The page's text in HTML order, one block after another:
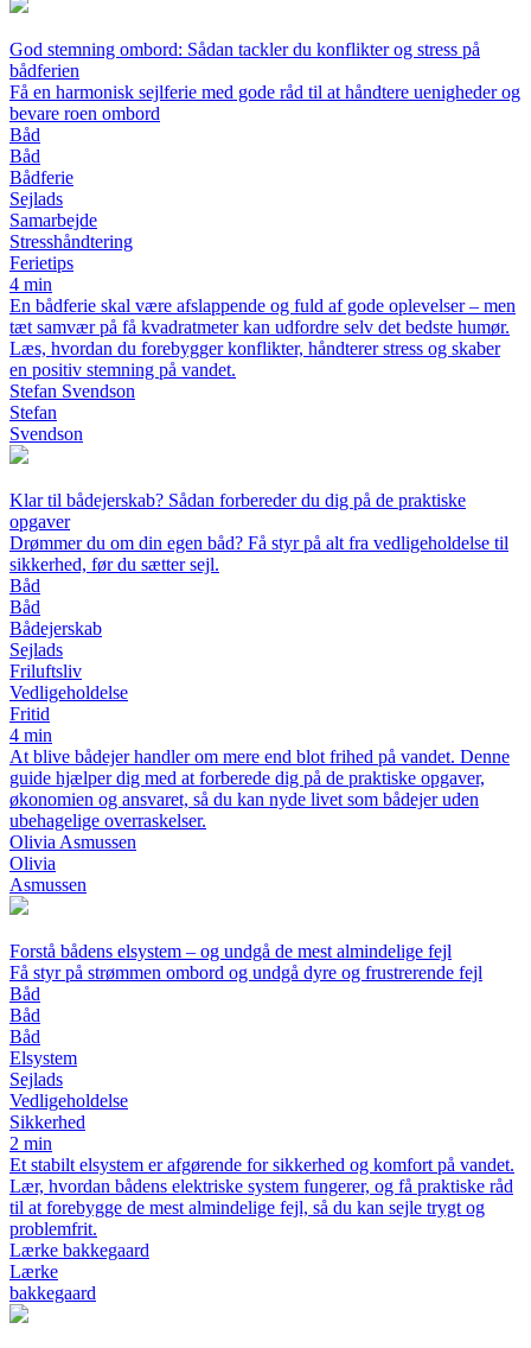
God stemning ombord: Sådan tackler du konflikter og stress på
bådferien
Få en harmonisk sejlferie med gode råd til at håndtere uenigheder og
bevare roen ombord
Båd
Båd
Bådferie
Sejlads
Samarbejde
Stresshåndtering
Ferietips
4 min
En bådferie skal være afslappende og fuld af gode oplevelser – men
tæt samvær på få kvadratmeter kan udfordre selv det bedste humør.
Læs, hvordan du forebygger konflikter, håndterer stress og skaber
en positiv stemning på vandet.
Stefan Svendson
Stefan
Svendson
Klar til bådejerskab? Sådan forbereder du dig på de praktiske
opgaver
Drømmer du om din egen båd? Få styr på alt fra vedligeholdelse til
sikkerhed, før du sætter sejl.
Båd
Båd
Bådejerskab
Sejlads
Friluftsliv
Vedligeholdelse
Fritid
4 min
At blive bådejer handler om mere end blot frihed på vandet. Denne
guide hjælper dig med at forberede dig på de praktiske opgaver,
økonomien og ansvaret, så du kan nyde livet som bådejer uden
ubehagelige overraskelser.
Olivia Asmussen
Olivia
Asmussen
Forstå bådens elsystem – og undgå de mest almindelige fejl
Få styr på strømmen ombord og undgå dyre og frustrerende fejl
Båd
Båd
Båd
Elsystem
Sejlads
Vedligeholdelse
Sikkerhed
2 min
Et stabilt elsystem er afgørende for sikkerhed og komfort på vandet.
Lær, hvordan bådens elektriske system fungerer, og få praktiske råd
til at forebygge de mest almindelige fejl, så du kan sejle trygt og
problemfrit.
Lærke bakkegaard
Lærke
bakkegaard